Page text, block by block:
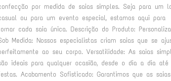
por medida de saias simples. Seja para um
ou para um evento especial, estamos aqui para
cada saia única. Descrição do Produto:
Medida: Nossos especialistas criam saias que se
ao seu corpo. Versatilidade: As saias
ideais para qualquer ocasião, desde o dia a dia até
Acabamento Sofisticado: Garantimos que as saias